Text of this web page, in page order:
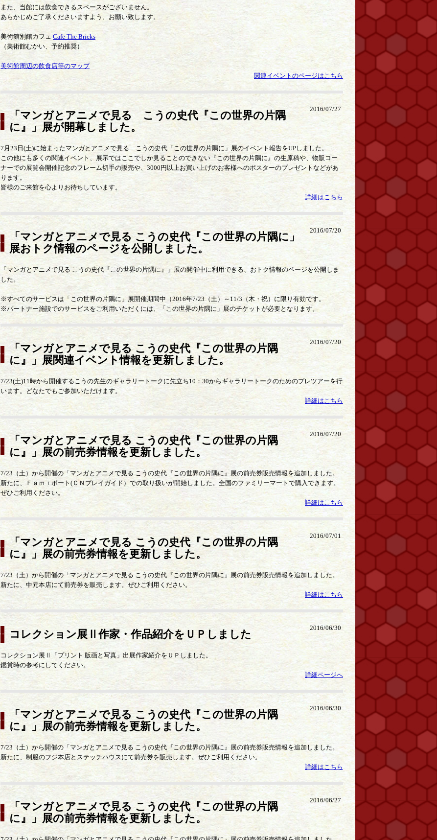
また、当館には飲食できるスペースがございません。
あらかじめご了承くださいますよう、お願い致します。
美術館別館カフェ Cafe The Bricks
（美術館むかい、予約推奨）
美術館周辺の飲食店等のマップ
関連イベントのページはこちら
2016/07/27
「マンガとアニメで見る こうの史代『この世界の片隅
に』」展が開幕しました。
7月23日(土)に始まったマンガとアニメで見る こうの史代「この世界の片隅に」展のイベント報告をUPしました。
この他にも多くの関連イベント、展示ではここでしか見ることのできない『この世界の片隅に』の生原稿や、物販コー
ナーでの展覧会開催記念のフレーム切手の販売や、3000円以上お買い上げのお客様へのポスターのプレゼントなどがあ
ります。
皆様のご来館を心よりお待ちしています。
詳細はこちら
2016/07/20
「マンガとアニメで見る こうの史代『この世界の片隅に」
展おトク情報のページを公開しました。
「マンガとアニメで見る こうの史代『この世界の片隅に』」展の開催中に利用できる、おトク情報のページを公開しま
した。
※すべてのサービスは「この世界の片隅に」展開催期間中（2016年7/23（土）～11/3（木・祝）に限り有効です。
※パートナー施設でのサービスをご利用いただくには、「この世界の片隅に」展のチケットが必要となります。
2016/07/20
「マンガとアニメで見る こうの史代『この世界の片隅
に』」展関連イベント情報を更新しました。
7/23(土)11時から開催するこうの先生のギャラリートークに先立ち10：30からギャラリートークのためのプレツアーを行
います。どなたでもご参加いただけます。
詳細はこちら
2016/07/20
「マンガとアニメで見る こうの史代『この世界の片隅
に』」展の前売券情報を更新しました。
7/23（土）から開催の「マンガとアニメで見る こうの史代『この世界の片隅に』展の前売券販売情報を追加しました。
新たに、Ｆａｍｉポート(ＣＮプレイガイド）での取り扱いが開始しました。全国のファミリーマートで購入できます。
ぜひご利用ください。
詳細はこちら
2016/07/01
「マンガとアニメで見る こうの史代『この世界の片隅
に』」展の前売券情報を更新しました。
7/23（土）から開催の「マンガとアニメで見る こうの史代『この世界の片隅に』展の前売券販売情報を追加しました。
新たに、中元本店にて前売券を販売します。ぜひご利用ください。
詳細はこちら
2016/06/30
コレクション展Ⅱ作家・作品紹介をＵＰしました
コレクション展Ⅱ「プリント 版画と写真」出展作家紹介をＵＰしました。
鑑賞時の参考にしてください。
詳細ページへ
2016/06/30
「マンガとアニメで見る こうの史代『この世界の片隅
に』」展の前売券情報を更新しました。
7/23（土）から開催の「マンガとアニメで見る こうの史代『この世界の片隅に』展の前売券販売情報を追加しました。
新たに、制服のフジ本店とステッチハウスにて前売券を販売します。ぜひご利用ください。
詳細はこちら
2016/06/27
「マンガとアニメで見る こうの史代『この世界の片隅
に』」展の前売券情報を更新しました。